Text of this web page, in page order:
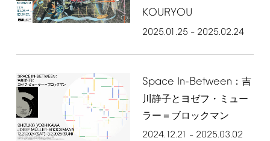
KOURYOU
2025.01.25 – 2025.02.24
Space In-Between ：吉
川静子とヨゼフ・ミュー
ラー＝ブロックマン
2024.12.21 – 2025.03.02